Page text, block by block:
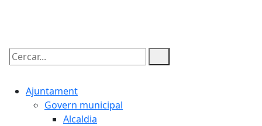
Cercar:
Ajuntament
Govern municipal
Alcaldia